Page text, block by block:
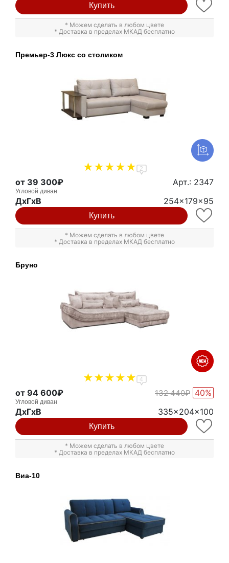
Купить
* Можем сделать в любом цвете
* Доставка в пределах МКАД бесплатно
Премьер-3 Люкс со столиком
2
от 39 300₽ Арт.: 2347
Угловой диван
ДxГxВ 254x179x95
Купить
* Можем сделать в любом цвете
* Доставка в пределах МКАД бесплатно
Бруно
4
от 94 600₽ 132 440₽ 40%
Угловой диван
ДxГxВ 335x204x100
Купить
* Можем сделать в любом цвете
* Доставка в пределах МКАД бесплатно
Виа-10